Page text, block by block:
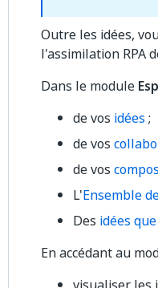
Outre les idées,
l'assimilation RPA
Dans le module
de vos idées ;
de vos
de vos
L'Ensemble
Des idées
En accédant au